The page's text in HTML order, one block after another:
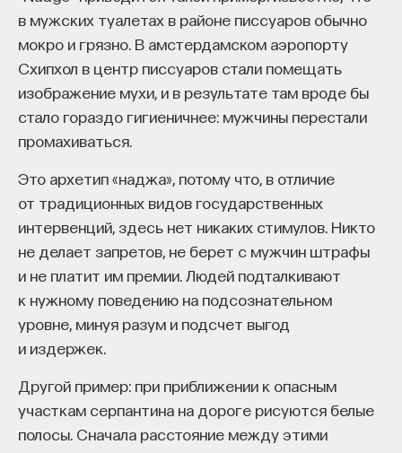
в мужских туалетах в районе писсуаров обычно
мокро и грязно. В амстердамском аэропорту
Схипхол в центр писсуаров стали помещать
изображение мухи, и в результате там вроде бы
стало гораздо гигиеничнее: мужчины перестали
промахиваться.
Это архетип «наджа», потому что, в отличие
от традиционных видов государственных
интервенций, здесь нет никаких стимулов. Никто
не делает запретов, не берет с мужчин штрафы
и не платит им премии. Людей подталкивают
к нужному поведению на подсознательном
уровне, минуя разум и подсчет выгод
и издержек.
Другой пример: при приближении к опасным
участкам серпантина на дороге рисуются белые
полосы. Сначала расстояние между этими